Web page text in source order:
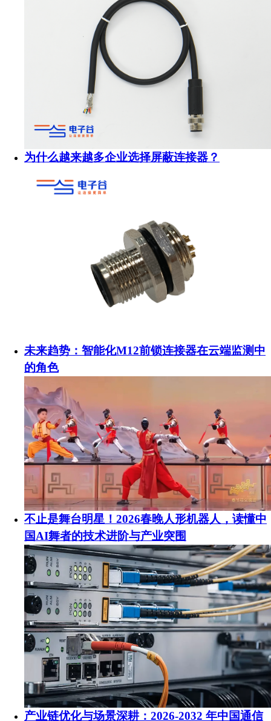
为什么越来越多企业选择屏蔽连接器？
未来趋势：智能化M12前锁连接器在云端监测中
的角色
不止是舞台明星！2026春晚人形机器人，读懂中
国AI舞者的技术进阶与产业突围
产业链优化与场景深耕：2026-2032 年中国通信